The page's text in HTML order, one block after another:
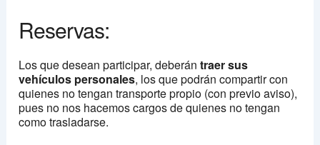
Reservas:
Los que desean participar, deberántraer sus
vehículos personales, los que podrán compartir con
quienes no tengan transporte propio (con previo aviso),
pues no nos hacemos cargos de quienes no tengan
como trasladarse.